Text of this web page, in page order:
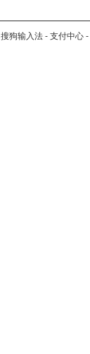
搜狗输入法 - 支付中心 -